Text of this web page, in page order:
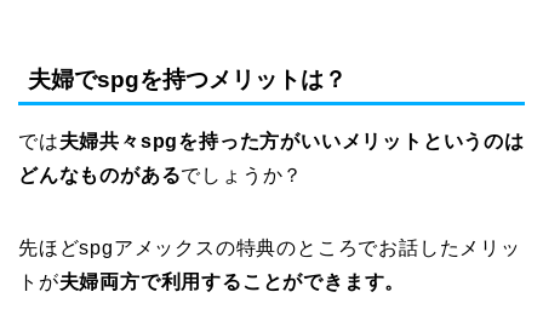
夫婦でspgを持つメリットは？
では夫婦共々spgを持った方がいいメリットというのは
どんなものがあるでしょうか？
先ほどspgアメックスの特典のところでお話したメリッ
トが夫婦両方で利用することができます。